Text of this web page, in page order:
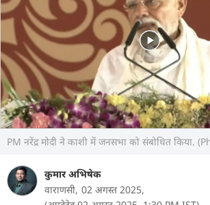
PM नरेंद्र मोदी ने काशी में जनसभा को संबोधित किया.
कुमार अभिषेक
वाराणसी, 02 अगस्त 2025,